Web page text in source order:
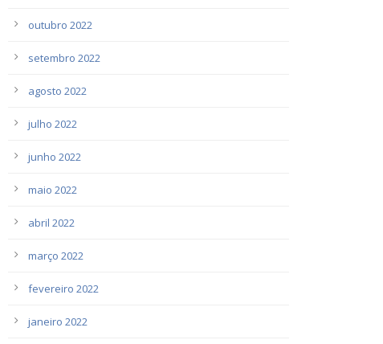
outubro 2022
setembro 2022
agosto 2022
julho 2022
junho 2022
maio 2022
abril 2022
março 2022
fevereiro 2022
janeiro 2022